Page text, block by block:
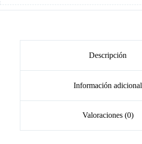
Descripción
Información adicional
Valoraciones (0)